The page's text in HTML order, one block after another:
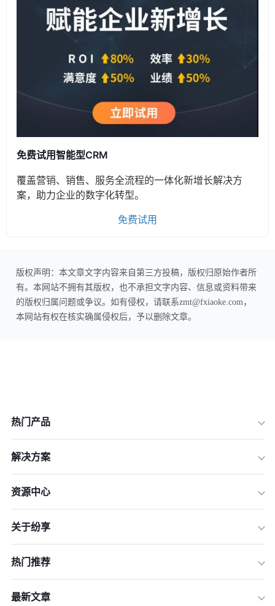
免费试用智能型CRM
覆盖营销、销售、服务全流程的一体化新增长解决方
案，助力企业的数字化转型。
免费试用
版权声明：本文章文字内容来自第三方投稿，版权归原始作者所
有。本网站不拥有其版权，也不承担文字内容、信息或资料带来
的版权归属问题或争议。如有侵权，请联系zmt@fxiaoke.com，
本网站有权在核实确属侵权后，予以删除文章。
热门产品
解决方案
资源中心
关于纷享
热门推荐
最新文章